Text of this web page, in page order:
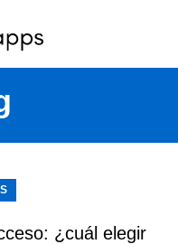
¿cuál elegir